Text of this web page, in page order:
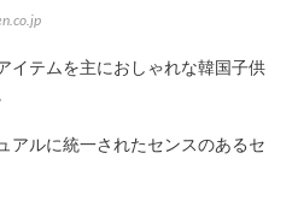
イテムを主におしゃれな韓国子供
アルに統一されたセンスのあるセ